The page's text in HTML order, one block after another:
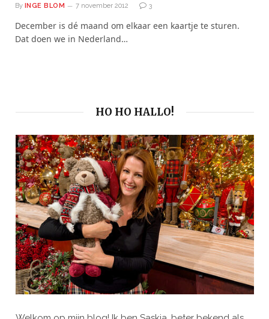
By INGE BLOM 7 november 2012 3
December is dé maand om elkaar een kaartje te sturen.
Dat doen we in Nederland…
HO HO HALLO!